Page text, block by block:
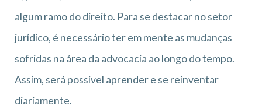
algum ramo do direito. Para se destacar no setor
jurídico, é necessário ter em mente as mudanças
sofridas na área da advocacia ao longo do tempo.
Assim, será possível aprender e se reinventar
diariamente.